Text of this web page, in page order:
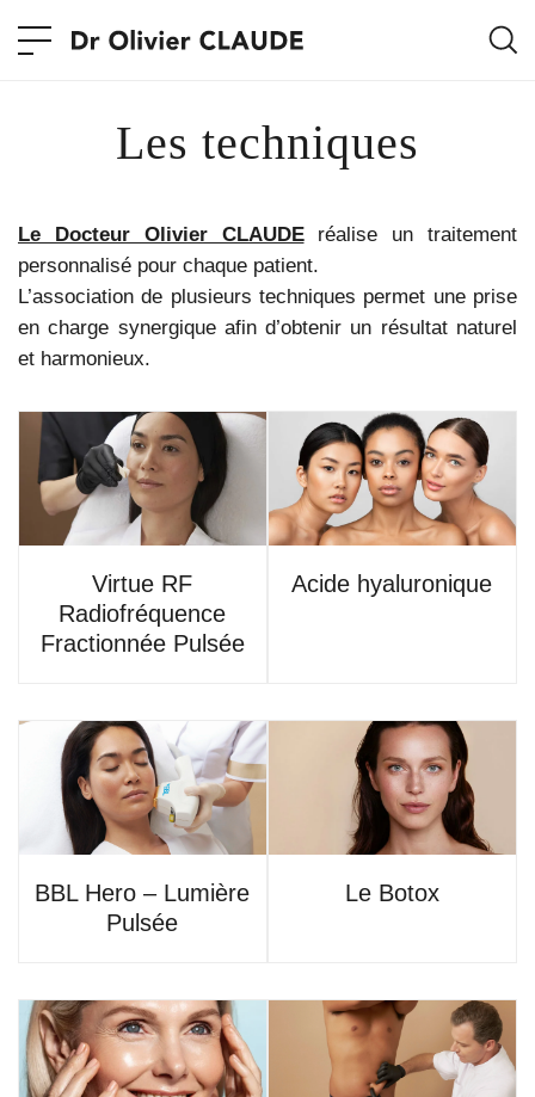
Les techniques
Le Docteur Olivier CLAUDEréalise un traitement
personnalisé pour chaque patient.
L’association de plusieurs techniques permet une prise
en charge synergique afin d’obtenir un résultat naturel
et harmonieux.
Virtue RF
Radiofréquence
Fractionnée Pulsée
Acide hyaluronique
BBL Hero – Lumière
Pulsée
Le Botox